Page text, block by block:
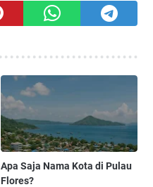
Apa Saja Nama Kota di Pulau
Flores?